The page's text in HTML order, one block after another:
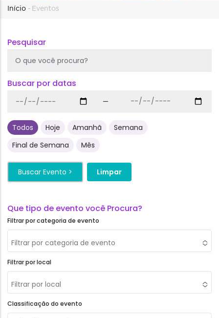
Trilha
navegação
Início - Eventos
Pesquisar
Buscar por datas
—
Todos Hoje Amanhã
Semana
Final de Semana
Mês
Filtrar por local
Filtrar por local
Classificação do evento
Filtrar por categoria de evento
Filtrar por categoria de evento